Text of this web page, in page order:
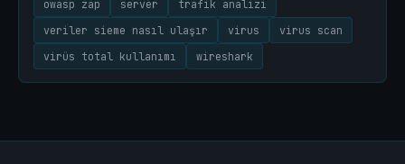
owasp zap
server
trafik analizi
veriler sieme nasıl ulaşır
virus
virus scan
virüs total kullanımı
wireshark